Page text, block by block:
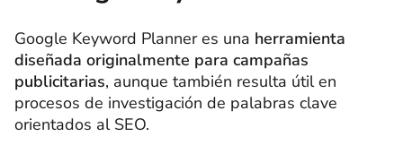
Google Keyword Planner es una herramienta
diseñada originalmente para campañas
publicitarias, aunque también resulta útil en
procesos de investigación de palabras clave
orientados al SEO.